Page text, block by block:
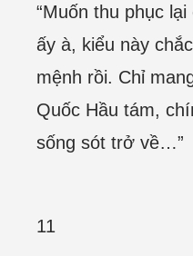
“Muốn thu phục
ấy à, kiểu này
mệnh rồi. Chỉ
Quốc Hầu tám,
sống sót trở về…”
11